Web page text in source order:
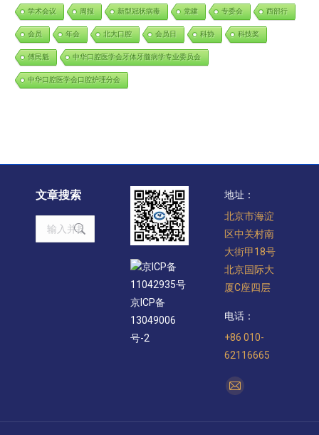
学术会议 周报 新型冠状病毒 党建 专委会 西部行
会员 年会 北大口腔 会员日 科协 科技奖
傅民魁 中华口腔医学会牙体牙髓病学专业委员会
中华口腔医学会口腔护理分会
文章搜索
Search:
京ICP备
11042935号
京ICP备
13049006
号-2
地址：
北京市海淀
区中关村南
大街甲18号
北京国际大
厦C座四层
电话：
+86 010-
62116665
找到我们：
Mail